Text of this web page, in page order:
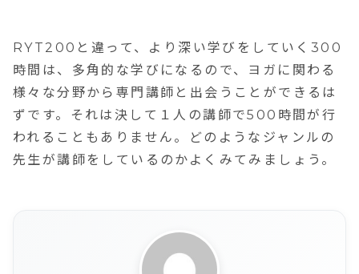
RYT200と違って、より深い学びをしていく300
時間は、多角的な学びになるので、ヨガに関わる
様々な分野から専門講師と出会うことができるは
ずです。それは決して１人の講師で500時間が行
われることもありません。どのようなジャンルの
先生が講師をしているのかよくみてみましょう。